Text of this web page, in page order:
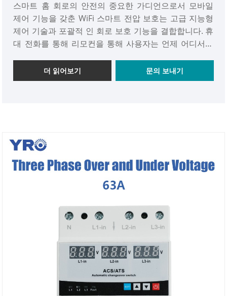
스마트 홈 회로의 안전의 중요한 가디언으로서 모바일
제어 기능을 갖춘 WiFi 스마트 전압 보호는 고급 지능형
제어 기술과 포괄적 인 회로 보호 기능을 결합합니다. 휴
대 전화를 통해 리모컨을 통해 사용자는 언제 어디서나
험에 대응할 수 있습니다. 동시에, 내장 된 누설 방지 기
능은 가정용 전기 사용의 안전에 대한 확실한 보장을 제
더 읽어보기 문의 보내기